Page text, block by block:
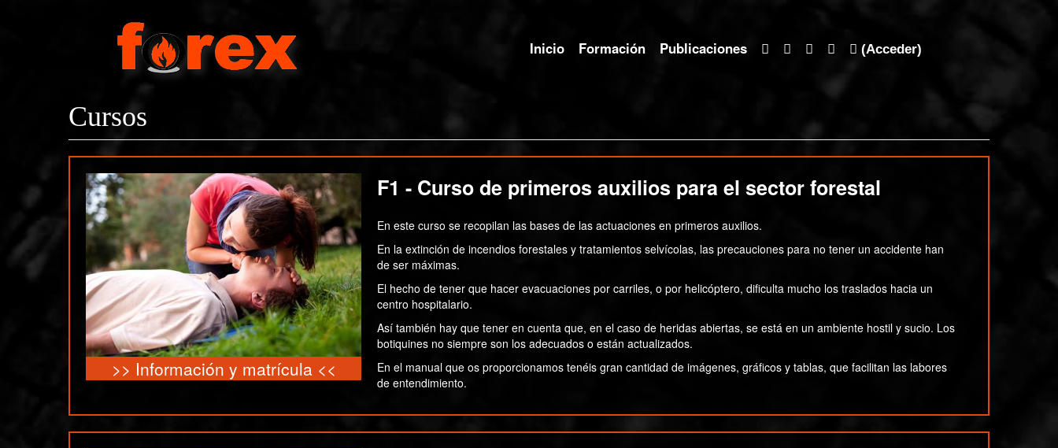
Inicio Formación Publicaciones (Acceder)
Cursos
>> Información y matrícula <<
F1 - Curso de primeros auxilios para el sector forestal
En este curso se recopilan las bases de las actuaciones en primeros auxilios.
En la extinción de incendios forestales y tratamientos selvícolas, las precauciones para no tener un accidente han
de ser máximas.
El hecho de tener que hacer evacuaciones por carriles, o por helicóptero, dificulta mucho los traslados hacia un
centro hospitalario.
Así también hay que tener en cuenta que, en el caso de heridas abiertas, se está en un ambiente hostil y sucio. Los
botiquines no siempre son los adecuados o están actualizados.
En el manual que os proporcionamos tenéis gran cantidad de imágenes, gráficos y tablas, que facilitan las labores
de entendimiento.